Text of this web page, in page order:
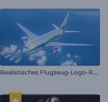
R
ealistisches Flugzeug-Logo-Reveal